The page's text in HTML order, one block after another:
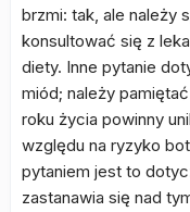
brzmi: tak, ale należy
konsultować się z
diety. Inne pytanie
miód; należy
roku życia powinny
względu na ryzyko
pytaniem jest to
zastanawia się nad